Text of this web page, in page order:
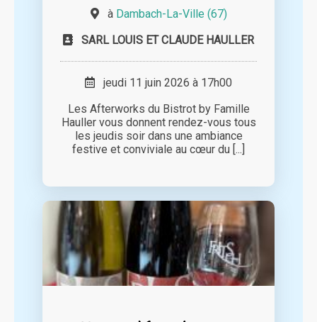
à Dambach-La-Ville (67)
SARL LOUIS ET CLAUDE HAULLER
jeudi 11 juin 2026 à 17h00
Les Afterworks du Bistrot by Famille
Hauller vous donnent rendez-vous tous
les jeudis soir dans une ambiance
festive et conviviale au cœur du [...]